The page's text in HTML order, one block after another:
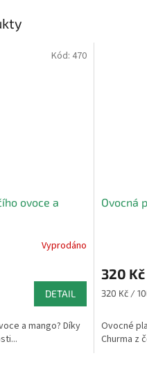
ovoce a
Vyprodáno
DETAIL
a mango? Díky
Kód: 470
Ovocná
produktu
je
5,0
5
hvězdiček.
320 Kč
Měrná
320 Kč /
Ovocné
Churma z